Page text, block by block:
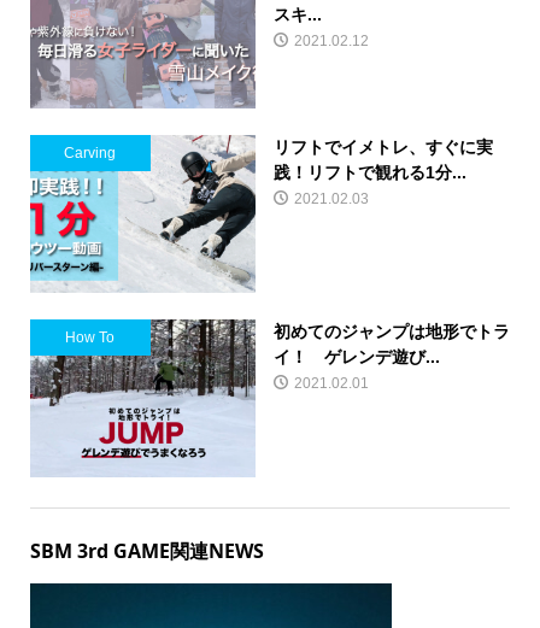
スキ...
2021.02.12
Carving
リフトでイメトレ、すぐに実
践！リフトで観れる1分...
2021.02.03
How To
初めてのジャンプは地形でトラ
イ！ ゲレンデ遊び...
2021.02.01
SBM 3rd GAME関連NEWS